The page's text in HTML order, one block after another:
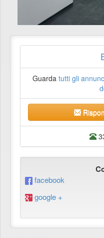
Guarda tutti gli
facebook
google +